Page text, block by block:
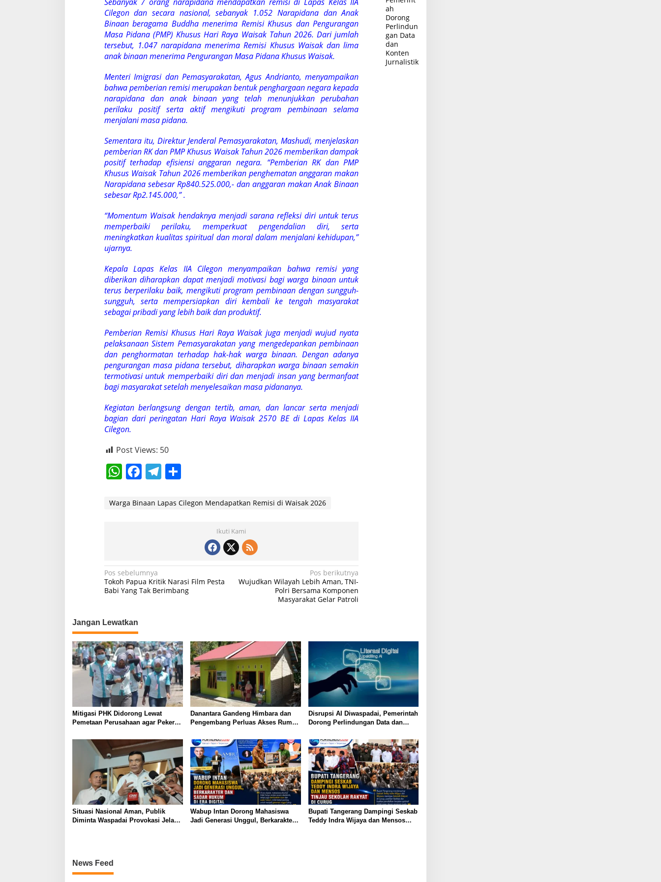
Cilegon dan secara nasional, sebanyak 1.052 Narapidana dan Anak
Binaan beragama Buddha menerima Remisi Khusus dan Pengurangan
Masa Pidana (PMP) Khusus Hari Raya Waisak Tahun 2026. Dari jumlah
tersebut, 1.047 narapidana menerima Remisi Khusus Waisak dan lima
anak binaan menerima Pengurangan Masa Pidana Khusus Waisak.
Menteri Imigrasi dan Pemasyarakatan, Agus Andrianto, menyampaikan
bahwa pemberian remisi merupakan bentuk penghargaan negara kepada
narapidana dan anak binaan yang telah menunjukkan perubahan
perilaku positif serta aktif mengikuti program pembinaan selama
menjalani masa pidana.
Sementara itu, Direktur Jenderal Pemasyarakatan, Mashudi, menjelaskan
pemberian RK dan PMP Khusus Waisak Tahun 2026 memberikan dampak
positif terhadap efisiensi anggaran negara. “Pemberian RK dan PMP
Khusus Waisak Tahun 2026 memberikan penghematan anggaran makan
Narapidana sebesar Rp840.525.000,- dan anggaran makan Anak Binaan
sebesar Rp2.145.000,” .
“Momentum Waisak hendaknya menjadi sarana refleksi diri untuk terus
memperbaiki perilaku, memperkuat pengendalian diri, serta
meningkatkan kualitas spiritual dan moral dalam menjalani kehidupan,”
ujarnya.
Kepala Lapas Kelas IIA Cilegon menyampaikan bahwa remisi yang
diberikan diharapkan dapat menjadi motivasi bagi warga binaan untuk
terus berperilaku baik, mengikuti program pembinaan dengan sungguh-
sungguh, serta mempersiapkan diri kembali ke tengah masyarakat
sebagai pribadi yang lebih baik dan produktif.
Pemberian Remisi Khusus Hari Raya Waisak juga menjadi wujud nyata
pelaksanaan Sistem Pemasyarakatan yang mengedepankan pembinaan
dan penghormatan terhadap hak-hak warga binaan. Dengan adanya
pengurangan masa pidana tersebut, diharapkan warga binaan semakin
termotivasi untuk memperbaiki diri dan menjadi insan yang bermanfaat
bagi masyarakat setelah menyelesaikan masa pidananya.
Kegiatan berlangsung dengan tertib, aman, dan lancar serta menjadi
bagian dari peringatan Hari Raya Waisak 2570 BE di Lapas Kelas IIA
Cilegon.
Post Views: 50
W
at
p
F
c
o
k
T
e
S
ar
Warga Binaan Lapas Cilegon Mendapatkan Remisi di Waisak 2026
Ikuti Kami
N
a
i
g
a
s
i
p
o
s
Pos sebelumnya
Tokoh Papua Kritik Narasi Film Pesta
Babi Yang Tak Berimbang
Pos berikutnya
Wujudkan Wilayah Lebih Aman, TNI-
Polri Bersama Komponen
Masyarakat Gelar Patroli
ah
Dorong
Perlindun
gan Data
dan
Konten
Jurnalistik
Jangan Lewatkan
Mitigasi PHK Didorong Lewat
Pemetaan Perusahaan agar Pekerja
Danantara Gandeng Himbara dan
Pengembang Perluas Akses Rumah
Disrupsi AI Diwaspadai, Pemerintah
Dorong Perlindungan Data dan
Situasi Nasional Aman, Publik
Diminta Waspadai Provokasi Jelang
Wabup Intan Dorong Mahasiswa
Jadi Generasi Unggul, Berkarakter
Bupati Tangerang Dampingi Seskab
Teddy Indra Wijaya dan Mensos
News Feed